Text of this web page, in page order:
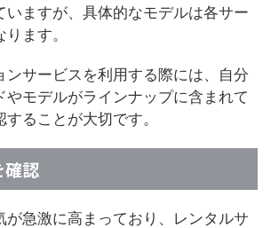
いますが、具体的なモデルは各サー
ます。
ンサービスを利用する際には、自分
やモデルがラインナップに含まれて
ることが大切です。
確認
が急激に高まっており、レンタルサ